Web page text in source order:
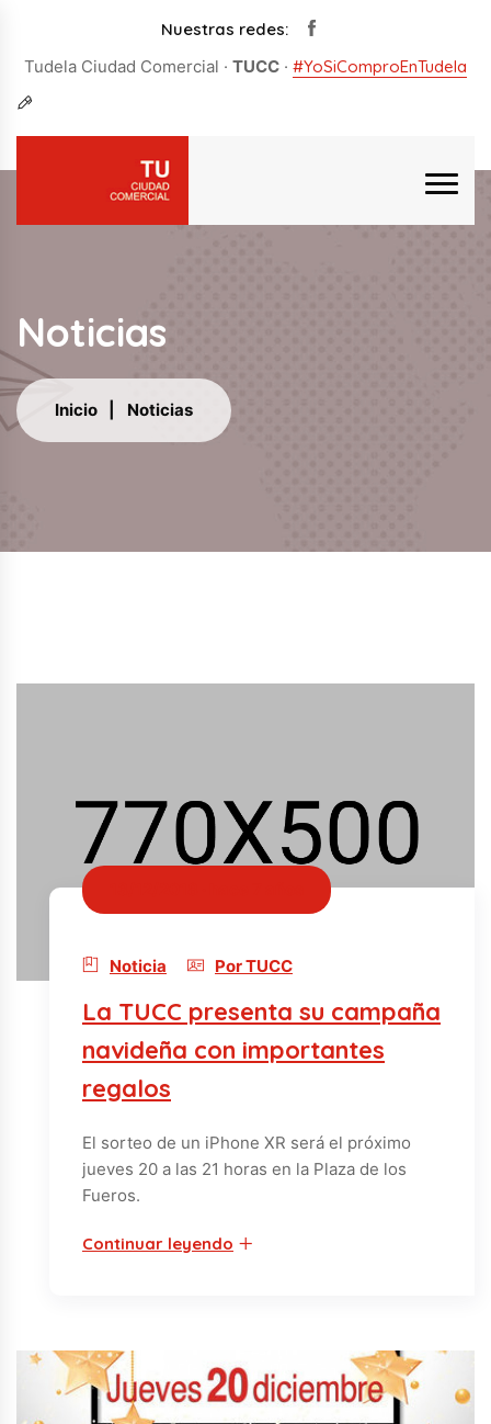
Nuestras redes:
Tudela Ciudad Comercial · TUCC · #YoSiComproEnTudela
Noticias
Inicio Noticias
Noticia Por TUCC
La TUCC presenta su campaña
navideña con importantes
regalos
El sorteo de un iPhone XR será el próximo
jueves 20 a las 21 horas en la Plaza de los
Fueros.
Continuar leyendo